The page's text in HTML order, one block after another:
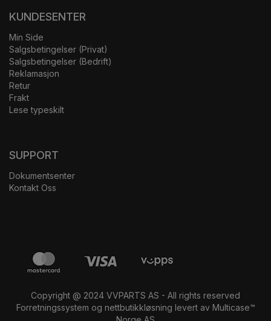
KUNDESENTER
Min Side
Salgsbetingelser (Privat)
Salgsbetingelser (Bedrift)
Reklamasjon
Retur
Frakt
Lese typeskilt
SUPPORT
Dokumentsenter
Kontakt Oss
Copyright @ 2024 VVPARTS AS - All rights reserved
Forretningssystem og nettbutikkløsning levert av Multicase™